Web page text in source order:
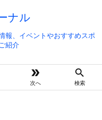
ナル
報、イベントやおすすめスポ
紹介

次へ

検索